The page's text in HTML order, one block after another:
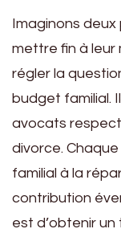
Imaginons
mettre fin à leur
régler la
budget familial.
avocats
divorce.
familial à la
contribution
est d’obtenir